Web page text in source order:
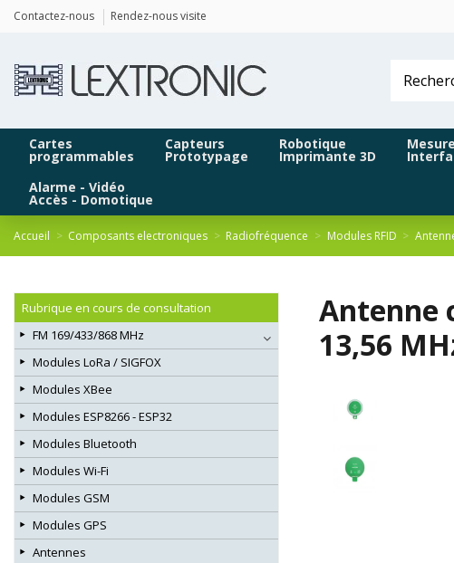
Contactez-nous Rendez-nous visite
Cartes
programmables
Capteurs
Prototypage
Robotique
Imprimante 3D
Mesure
Alarme - Vidéo
Accès - Domotique
Accueil Composants electroniques Radiofréquence Modules RFID
Antenne
13,56
Rubrique en cours de consultation
FM 169/433/868 MHz
Modules LoRa / SIGFOX
Modules XBee
Modules ESP8266 - ESP32
Modules Bluetooth
Modules Wi-Fi
Modules GSM
Modules GPS
Antennes
Panneau de gestion des cookies